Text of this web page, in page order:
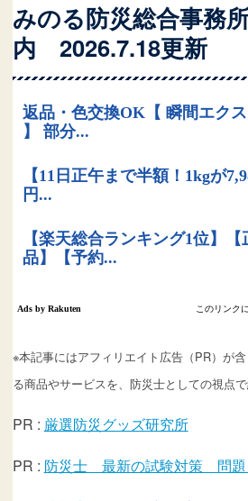
みのる防災総合事務
内 2026.7.18更新
※本記事にはアフィリエイト広告（PR）が
る商品やサービスを、防災士としての視点で
PR : 厳選防災グッズ研究所
PR : 防災士 最新の試験対策 問題